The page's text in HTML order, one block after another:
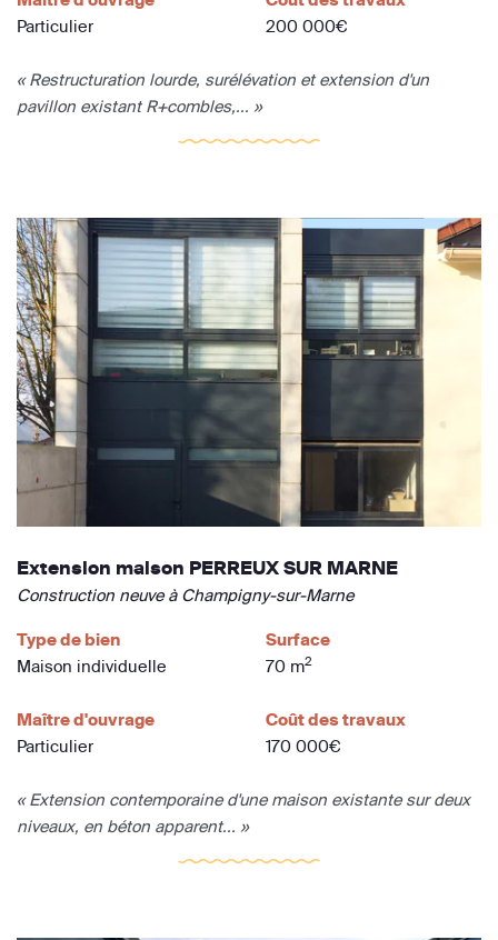
Particulier
200 000€
« Restructuration lourde, surélévation et extension d'un
pavillon existant R+combles,... »
Extension maison PERREUX SUR MARNE
Construction neuve à Champigny-sur-Marne
Type de bien
Maison individuelle
Surface
70 m2
Maître d'ouvrage
Particulier
Coût des travaux
170 000€
« Extension contemporaine d'une maison existante sur deux
niveaux, en béton apparent... »